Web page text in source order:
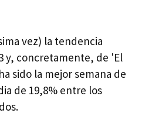
vez) la tendencia
y, concretamente, de 'El
sido la mejor semana de
de 19,8% entre los